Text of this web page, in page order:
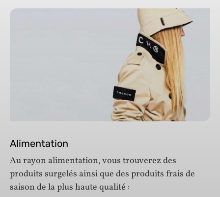
Alimentation
Au rayon alimentation, vous trouverez des
produits surgelés ainsi que des produits frais de
saison de la plus haute qualité :